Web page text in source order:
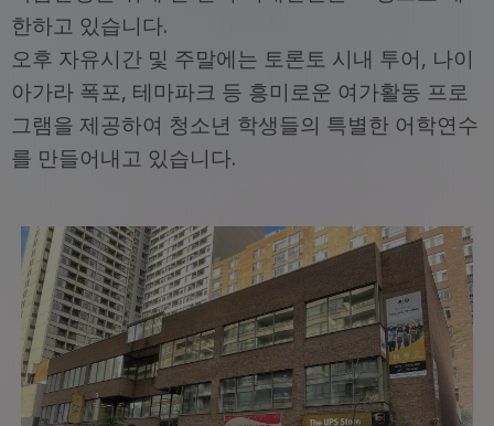
한하고 있습니다.
오후 자유시간 및 주말에는 토론토 시내 투어, 나이
아가라 폭포, 테마파크 등 흥미로운 여가활동 프로
그램을 제공하여 청소년 학생들의 특별한 어학연수
를 만들어내고 있습니다.